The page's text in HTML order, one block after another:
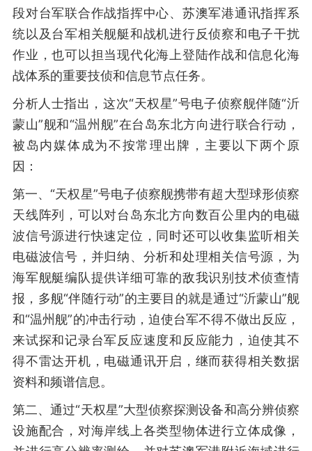
段对台军联合作战指挥中心、苏澳军港通讯指挥系
统以及台军相关舰艇和战机进行反侦察和电子干扰
作业，也可以担当现代化海上登陆作战和信息化海
战体系的重要技侦和信息节点任务。
分析人士指出，这次“天权星”号电子侦察舰伴随“沂
蒙山”舰和“温州舰”在台岛东北方向进行联合行动，
被岛内媒体成为不按常理出牌，主要以下两个原
因：
第一、“天权星”号电子侦察舰携带有超大型球形侦察
天线阵列，可以对台岛东北方向数百公里内的电磁
波信号源进行快速定位，同时还可以收集监听相关
电磁波信号，并归纳、分析和处理相关信号源，为
海军舰艇编队提供详细可靠的敌我识别技术侦查情
报，多舰“伴随行动”的主要目的就是通过“沂蒙山”舰
和“温州舰”的冲击行动，迫使台军不得不做出反应，
来试探和记录台军反应速度和反应能力，迫使其不
得不雷达开机，电磁通讯开启，继而获得相关数据
资料和频谱信息。
第二、通过“天权星”大型侦察探测设备和高分辨侦察
设施配合，对海岸线上各类型物体进行立体成像，